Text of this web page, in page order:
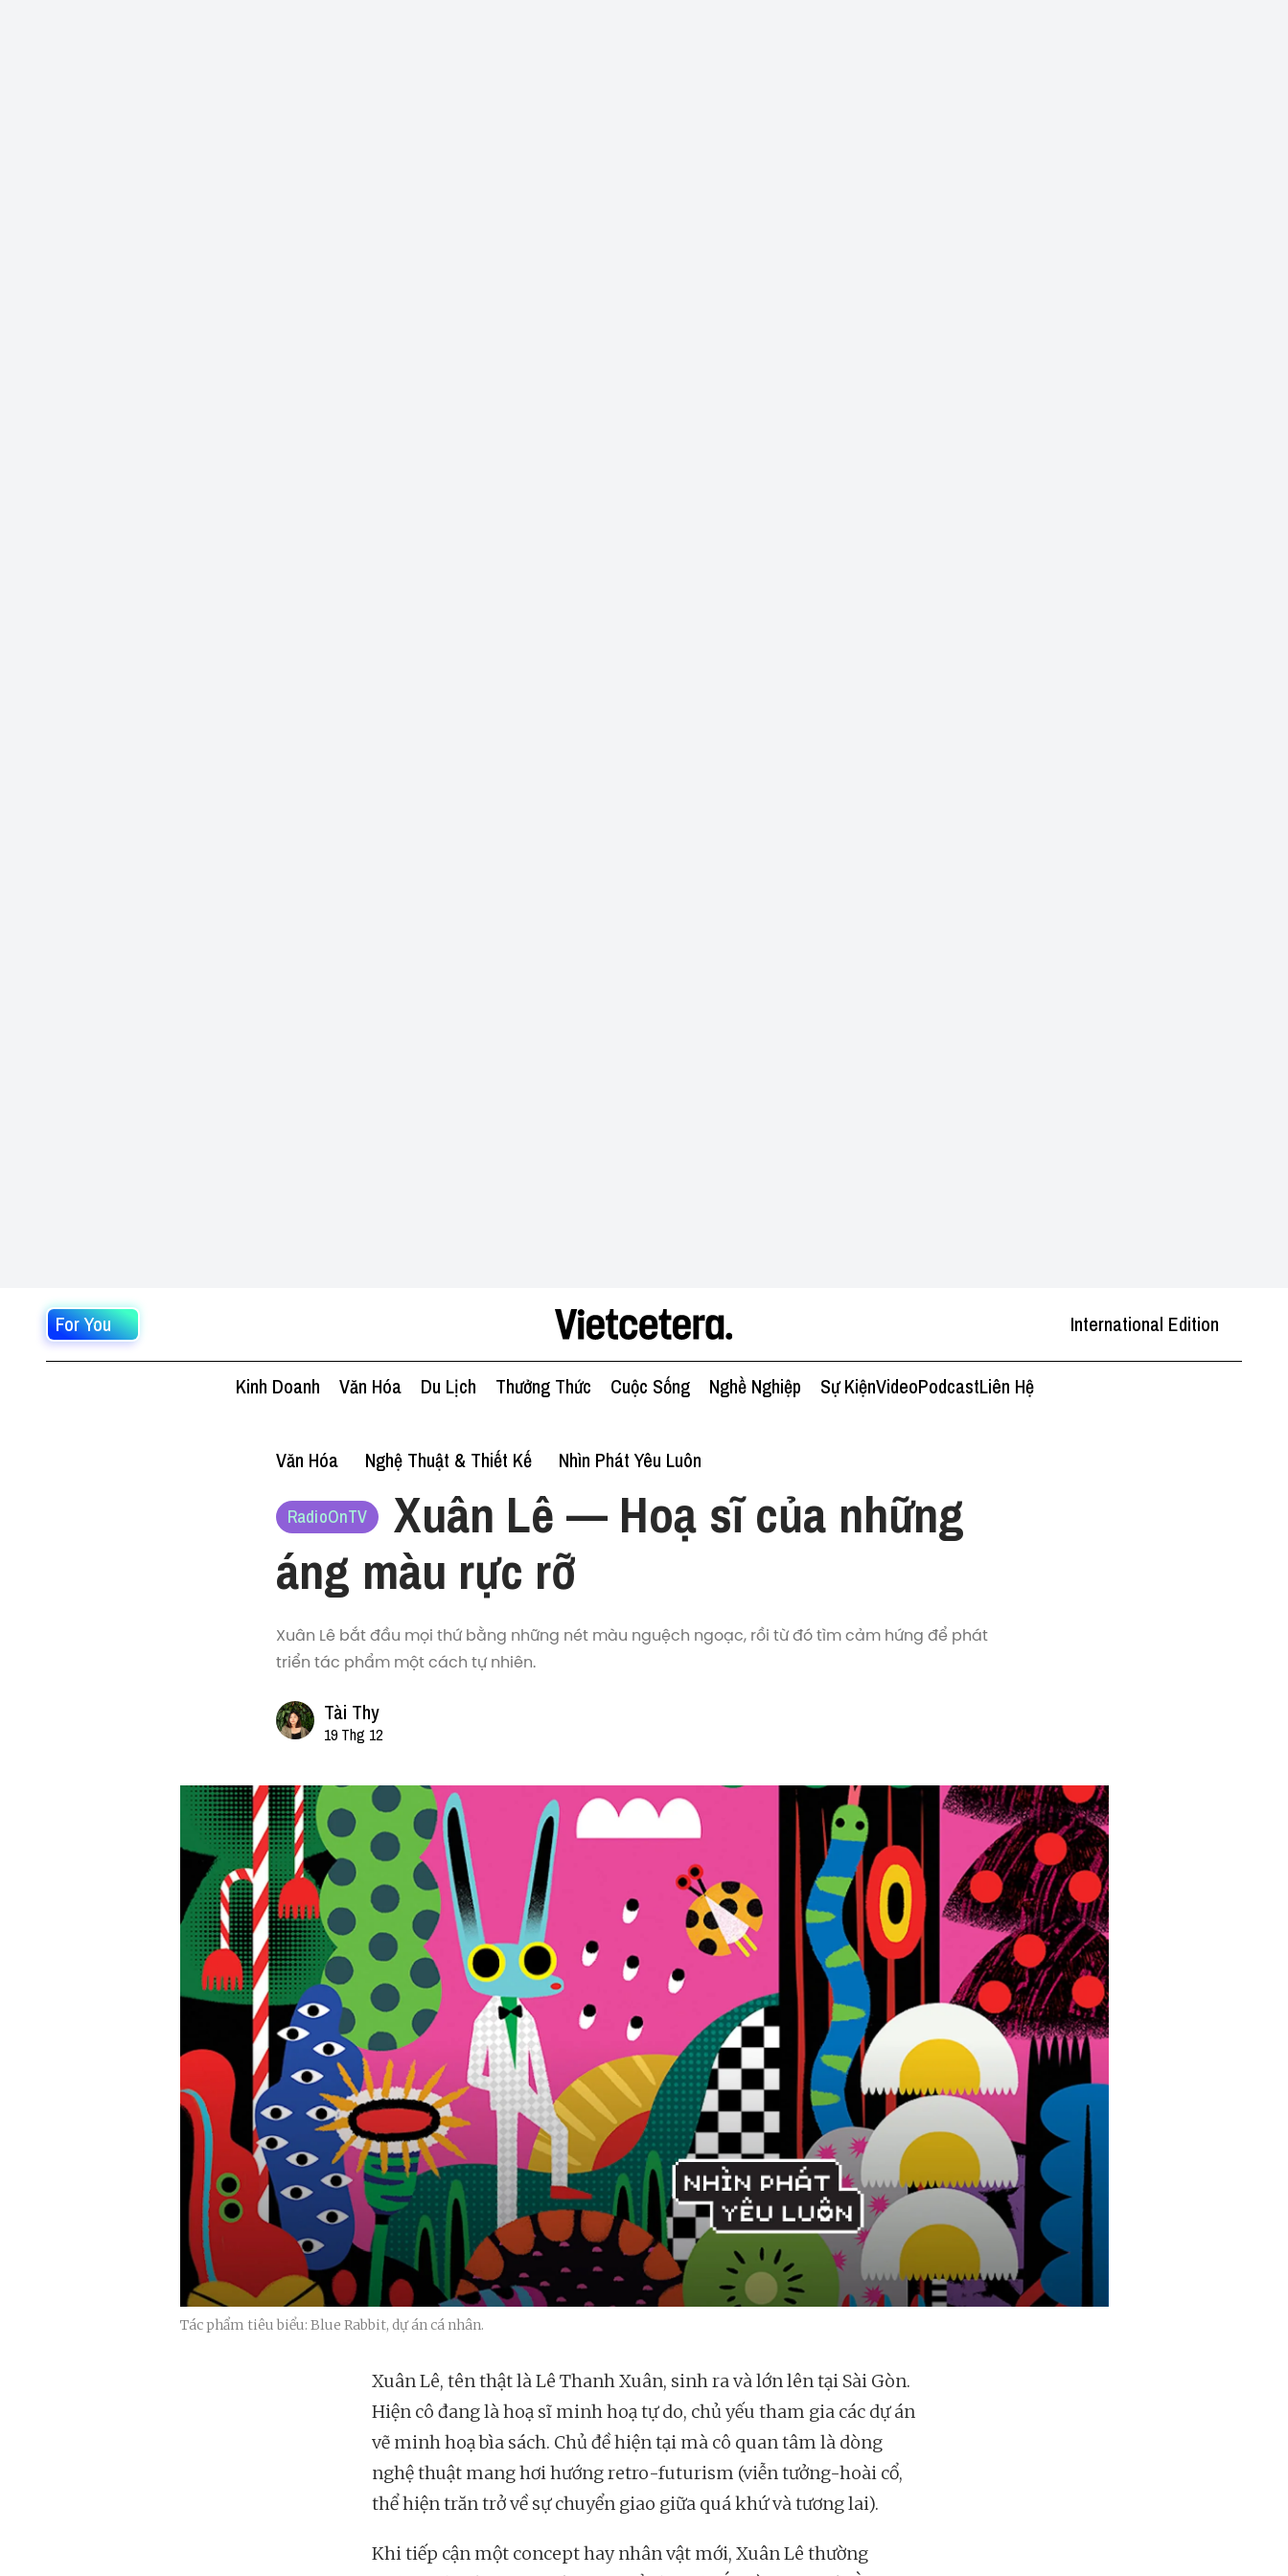
For You International Edition
Kinh Doanh Văn Hóa Du Lịch Thưởng Thức Cuộc Sống Nghề Nghiệp Sự KiệnVideoPodcastLiên Hệ
Văn Hóa Nghệ Thuật & Thiết Kế Nhìn Phát Yêu Luôn
RadioOnTV
Xuân Lê — Hoạ sĩ của những
áng màu rực rỡ
Xuân Lê bắt đầu mọi thứ bằng những nét màu nguệch ngoạc, rồi từ đó tìm cảm hứng để phát
triển tác phẩm một cách tự nhiên.
Tài Thy
19 Thg 12
Tác phẩm tiêu biểu: Blue Rabbit, dự án cá nhân.
Xuân Lê, tên thật là Lê Thanh Xuân, sinh ra và lớn lên tại Sài Gòn.
Hiện cô đang là hoạ sĩ minh hoạ tự do, chủ yếu tham gia các dự án
vẽ minh hoạ bìa sách. Chủ đề hiện tại mà cô quan tâm là dòng
nghệ thuật mang hơi hướng retro-futurism (viễn tưởng-hoài cổ,
thể hiện trăn trở về sự chuyển giao giữa quá khứ và tương lai).
Khi tiếp cận một concept hay nhân vật mới, Xuân Lê thường